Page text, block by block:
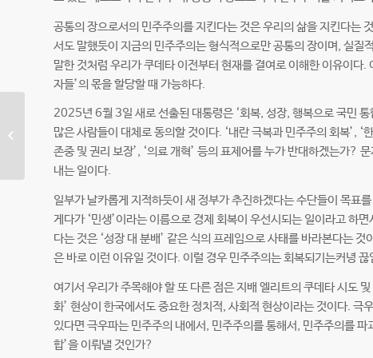
공통의 장으로서의 민주주의를 지킨다는 것은 우리의 삶을 지킨다는
서도 말했듯이 지금의 민주주의는 형식적으로만 공통의 장이며, 실질
말한 것처럼 우리가 쿠데타 이전부터 현재를 결여로 이해한 이유이다
자들’의 몫을 할당할 때 가능하다.
2025년 6월 3일 새로 선출된 대통령은 ‘회복, 성장, 행복으로 국민
많은 사람들이 대체로 동의할 것이다. ‘내란 극복과 민주주의 회복’, ‘
존중 및 권리 보장’, ‘의료 개혁’ 등의 표제어를 누가 반대하겠는가?
내는 일이다.
일부가 날카롭게 지적하듯이 새 정부가 추진하겠다는 수단들이 목표
게다가 ‘민생’이라는 이름으로 경제 회복이 우선시되는 일이라고 하
다는 것은 ‘성장 대 분배’ 같은 식의 프레임으로 사태를 바라본다는
은 바로 이런 이유일 것이다. 이럴 경우 민주주의는 회복되기는커녕
여기서 우리가 주목해야 할 또 다른 점은 지배 엘리트의 쿠데타 시도
화’ 현상이 한국에서도 중요한 정치적, 사회적 현상이라는 것이다. 극
있다면 극우파는 민주주의 내에서, 민주주의를 통해서, 민주주의를
합’을 이뤄낼 것인가?
2025년 5월 회계 보고